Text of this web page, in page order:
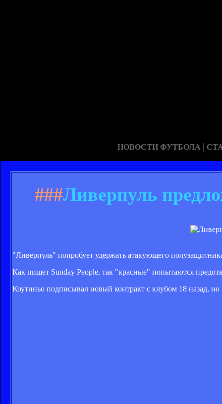
НОВОСТИ ФУТБОЛА |
###Ливерпуль
"Ливерпуль" попробует удержать атакующего
Как пишет Sunday People, так "красные" попытаются
Коутиньо подписывал новый контракт с клубом 18 назад,